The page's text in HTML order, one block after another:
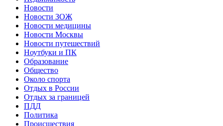
Новости
Новости ЗОЖ
Новости медицины
Новости Москвы
Новости путешествий
Ноутбуки и ПК
Образование
Общество
Около спорта
Отдых в России
Отдых за границей
ПДД
Политика
Происшествия